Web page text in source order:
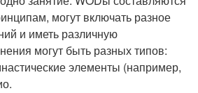
могут включать разное
и иметь различную
могут быть разных типов:
элементы (например,